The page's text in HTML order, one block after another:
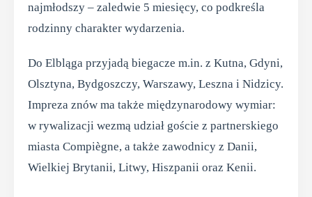
najmłodszy – zaledwie 5 miesięcy, co podkreśla
rodzinny charakter wydarzenia.
Do Elbląga przyjadą biegacze m.in. z Kutna, Gdyni,
Olsztyna, Bydgoszczy, Warszawy, Leszna i Nidzicy.
Impreza znów ma także międzynarodowy wymiar:
w rywalizacji wezmą udział goście z partnerskiego
miasta Compiègne, a także zawodnicy z Danii,
Wielkiej Brytanii, Litwy, Hiszpanii oraz Kenii.